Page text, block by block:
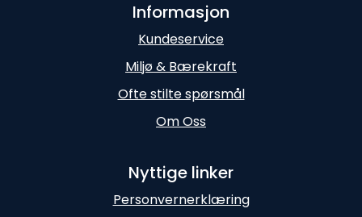
Informasjon
Kundeservice
Miljø & Bærekraft
Ofte stilte spørsmål
Om Oss
Nyttige linker
Personvernerklæring